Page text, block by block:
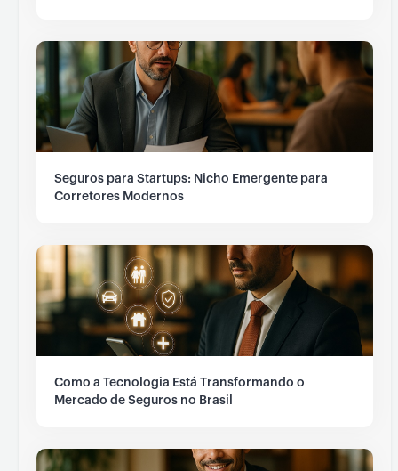
Seguros para Startups: Nicho Emergente para
Corretores Modernos
Como a Tecnologia Está Transformando o
Mercado de Seguros no Brasil